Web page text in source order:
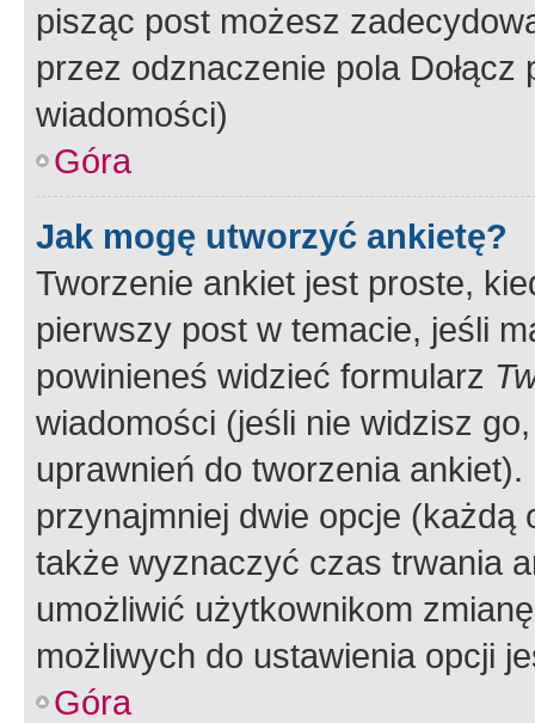
pisząc post możesz
przez odznaczenie pola
wiadomości)
Góra
Jak mogę utworzyć ankietę?
Tworzenie ankiet jest proste,
pierwszy post w temacie, jeśli
powinieneś widzieć formularz
wiadomości (jeśli nie widzisz
uprawnień do tworzenia
przynajmniej dwie opcje
także wyznaczyć czas trwania
umożliwić użytkownikom
możliwych do ustawienia opcji
Góra